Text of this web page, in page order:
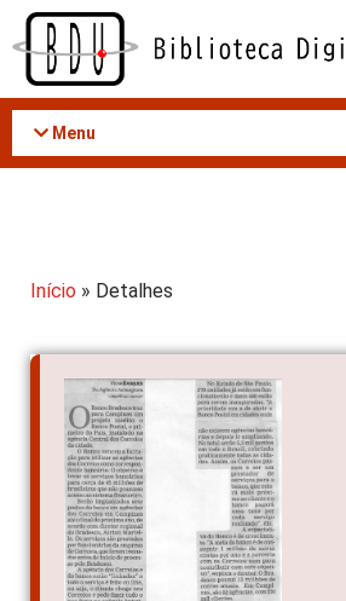
Acessar
conteúdo
Menu
Início » Detalhes